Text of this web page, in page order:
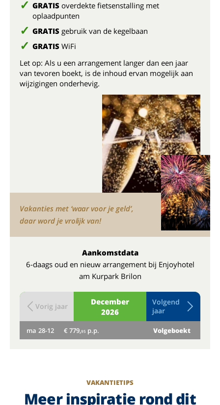
GRATIS overdekte fietsenstalling met
oplaadpunten
GRATIS gebruik van de kegelbaan
GRATIS WiFi
Let op: Als u een arrangement langer dan een jaar
van tevoren boekt, is de inhoud ervan mogelijk aan
wijzigingen onderhevig.
Vakanties met ‘waar voor je geld’,
daar word je vrolijk van!
Aankomstdata
6-daags oud en nieuw arrangement bij Enjoyhotel
am Kurpark Brilon
December
2026
Vorig jaar
Volgend
jaar
ma 28-12 € 779,95 p.p. Volgeboekt
VAKANTIETIPS
Meer inspiratie rond dit